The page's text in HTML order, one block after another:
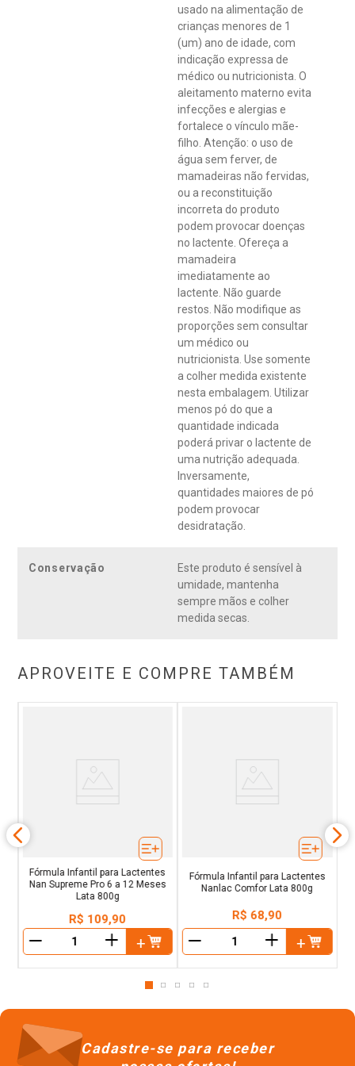
usado na alimentação de
crianças menores de 1
(um) ano de idade, com
indicação expressa de
médico ou nutricionista. O
aleitamento materno evita
infecções e alergias e
fortalece o vínculo mãe-
filho. Atenção: o uso de
água sem ferver, de
mamadeiras não fervidas,
ou a reconstituição
incorreta do produto
podem provocar doenças
no lactente. Ofereça a
mamadeira
imediatamente ao
lactente. Não guarde
restos. Não modifique as
proporções sem consultar
um médico ou
nutricionista. Use somente
a colher medida existente
nesta embalagem. Utilizar
menos pó do que a
quantidade indicada
poderá privar o lactente de
uma nutrição adequada.
Inversamente,
quantidades maiores de pó
podem provocar
desidratação.
Conservação
Este produto é sensível à
umidade, mantenha
sempre mãos e colher
medida secas.
APROVEITE E COMPRE TAMBÉM
Fórmula Infantil para Lactentes
Nan Supreme Pro 6 a 12 Meses
Lata 800g
R$ 109,90
＋
Fórmula Infantil para Lactentes
Nanlac Comfor Lata 800g
R$ 68,90
＋
Cadastre-se para receber